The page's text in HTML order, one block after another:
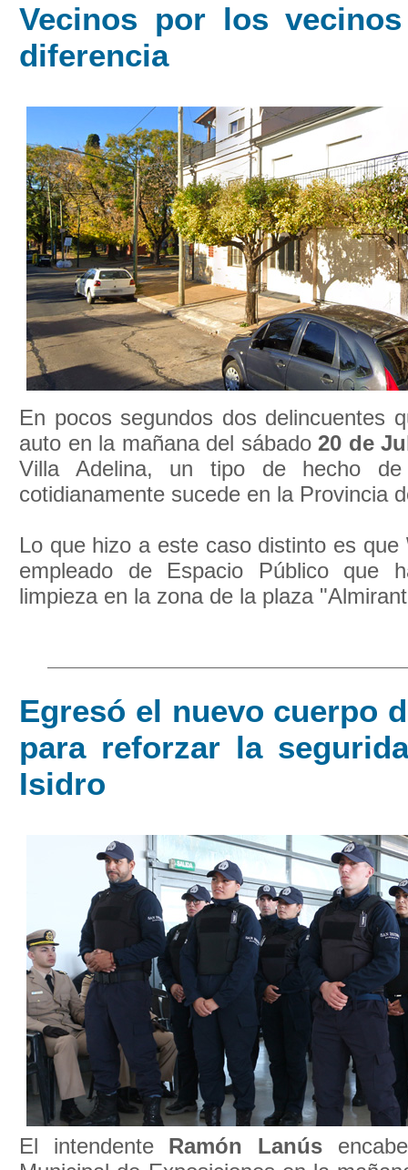
Vecinos por los
diferencia
En pocos segundos dos delincuentes
auto en la mañana del sábado 20 de
Villa Adelina, un tipo de hecho de
cotidianamente sucede en la Provincia
Lo que hizo a este caso distinto es que
empleado de Espacio Público que
limpieza en la zona de la plaza
Egresó el nuevo cuerpo
para reforzar la
Isidro
El intendente Ramón Lanús